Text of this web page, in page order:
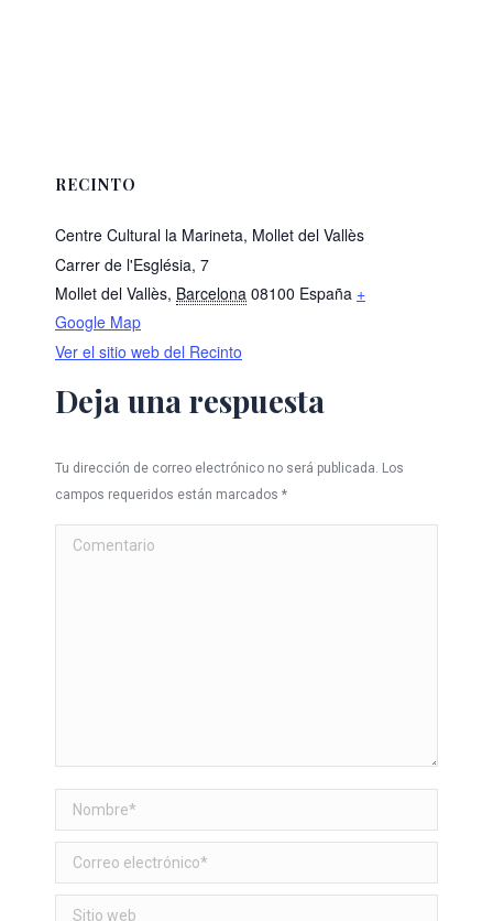
RECINTO
Centre Cultural la Marineta, Mollet del Vallès
Carrer de l'Església, 7
Mollet del Vallès, Barcelona 08100 España +
Google Map
Ver el sitio web del Recinto
Deja una respuesta
Tu dirección de correo electrónico no será publicada. Los
campos requeridos están marcados *
Comentario
Nombre *
Correo electrónico *
Sitio web